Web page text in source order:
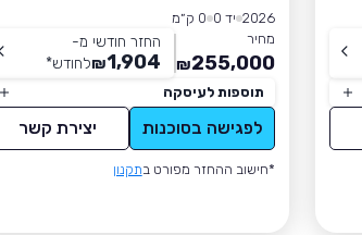
2026 יד 0
0 ק״מ
מחיר
255,000
₪
החזר חודשי מ-
1,904
₪לחודש*
תוספות לעיסקה
לפגישה בסוכנות יצירת קשר
*חישוב ההחזר מפורט בתקנון